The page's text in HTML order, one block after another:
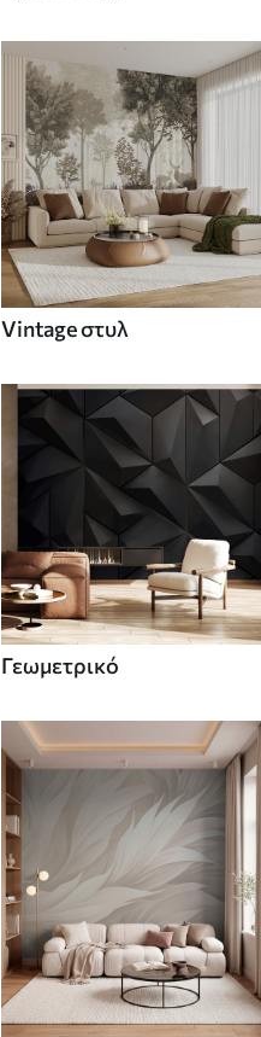
Vintage στυλ
Γεωμετρικό